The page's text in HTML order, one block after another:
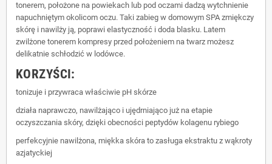
tonerem, położone na powiekach lub pod oczami dadzą wytchnienie
napuchniętym okolicom oczu. Taki zabieg w domowym SPA zmiękczy
skórę i nawilży ją, poprawi elastyczność i doda blasku. Latem
zwilżone tonerem kompresy przed położeniem na twarz możesz
delikatnie schłodzić w lodówce.
KORZYŚCI:
tonizuje i przywraca właściwie pH skórze
działa naprawczo, nawilżająco i ujędrniająco już na etapie
oczyszczania skóry, dzięki obecności peptydów kolagenu rybiego
perfekcyjnie nawilżona, miękka skóra to zasługa ekstraktu z wąkroty
azjatyckiej